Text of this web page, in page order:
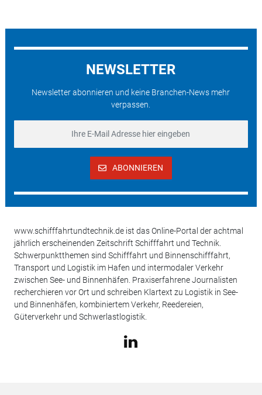
NEWSLETTER
Newsletter abonnieren und keine Branchen-News mehr
verpassen.
ABONNIEREN
www.schifffahrtundtechnik.de ist das Online-Portal der achtmal
jährlich erscheinenden Zeitschrift Schifffahrt und Technik.
Schwerpunktthemen sind Schifffahrt und Binnenschifffahrt,
Transport und Logistik im Hafen und intermodaler Verkehr
zwischen See- und Binnenhäfen. Praxiserfahrene Journalisten
recherchieren vor Ort und schreiben Klartext zu Logistik in See-
und Binnenhäfen, kombiniertem Verkehr, Reedereien,
Güterverkehr und Schwerlastlogistik.